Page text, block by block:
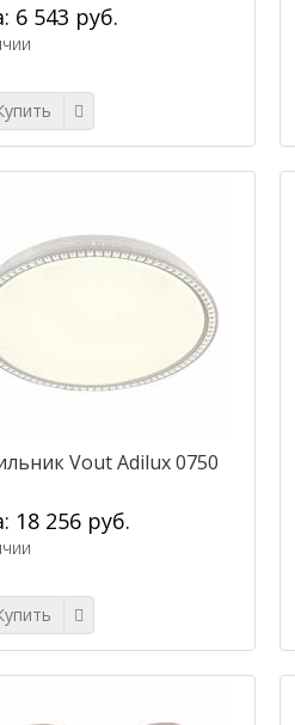
6 543 руб.
Vout Adilux 0750
18 256 руб.